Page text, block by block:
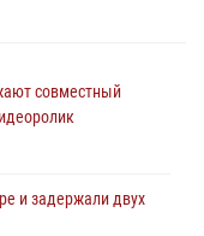
совместный
и задержали двух